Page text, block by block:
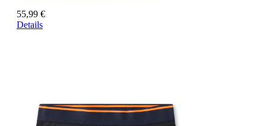
55,99 €
Details